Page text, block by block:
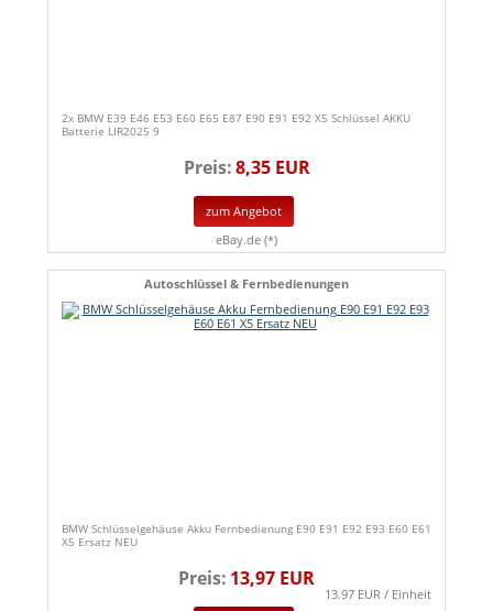
2x BMW E39 E46 E53 E60 E65 E87 E90 E91 E92 X5 Schlüssel AKKU
Batterie LIR2025 9
Preis:8,35 EUR
zum Angebot
eBay.de (*)
Autoschlüssel & Fernbedienungen
BMW Schlüsselgehäuse Akku Fernbedienung E90 E91 E92 E93 E60 E61
X5 Ersatz NEU
Preis: 13,97 EUR
13.97 EUR / Einheit